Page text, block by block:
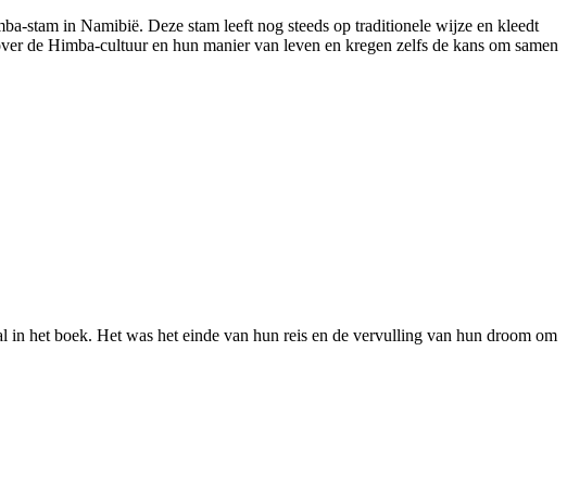
stam in Namibië. Deze stam leeft nog steeds op traditionele wijze en kleedt
de Himba-cultuur en hun manier van leven en kregen zelfs de kans om samen
het boek. Het was het einde van hun reis en de vervulling van hun droom om